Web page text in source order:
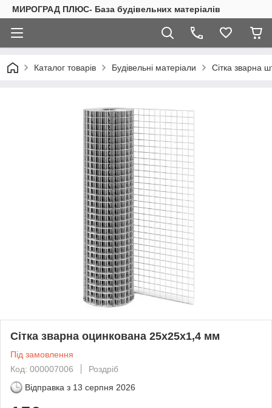
МИРОГРАД ПЛЮС- База будівельних матеріалів
Каталог товарів Будівельні матеріали Сітка зварна
Сітка зварна оцинкована 25х25х1,4 мм
Під замовлення
Код: 000007006
Роздріб
Відправка з 13 серпня 2026